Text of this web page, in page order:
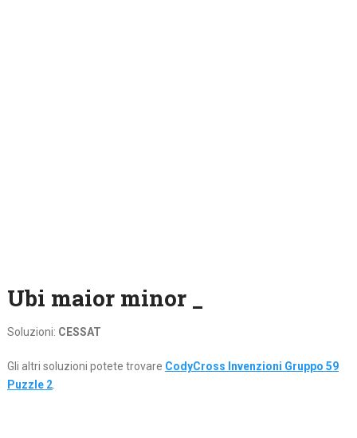
Ubi maior minor _
Soluzioni: CESSAT
Gli altri soluzioni potete trovare CodyCross Invenzioni Gruppo 59
Puzzle 2.